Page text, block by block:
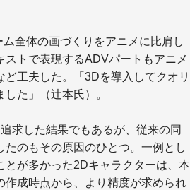
全体の画づくりをアニメに比肩し
トで表現するADVパートもアニメ
工夫した。「3Dを導入してクオリ
た」（辻本氏）。
求した結果でもあるが、従来の同
のもその原因のひとつ。一例とし
が多かった2Dキャラクターは、本
成時点から、より精度が求められ